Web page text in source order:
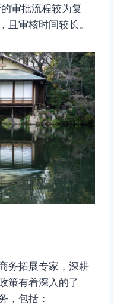
审批流程较为复
且审核时间较长。
务拓展专家，深耕
策有着深入的了
，包括：